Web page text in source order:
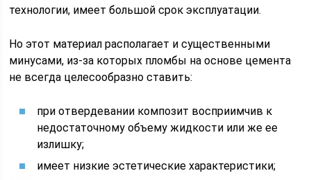
технологии, имеет большой срок эксплуатации.
Но этот материал располагает и существенными
минусами, из-за которых пломбы на основе цемента
не всегда целесообразно ставить:
при отвердевании композит восприимчив к
недостаточному объему жидкости или же ее
излишку;
имеет низкие эстетические характеристики;